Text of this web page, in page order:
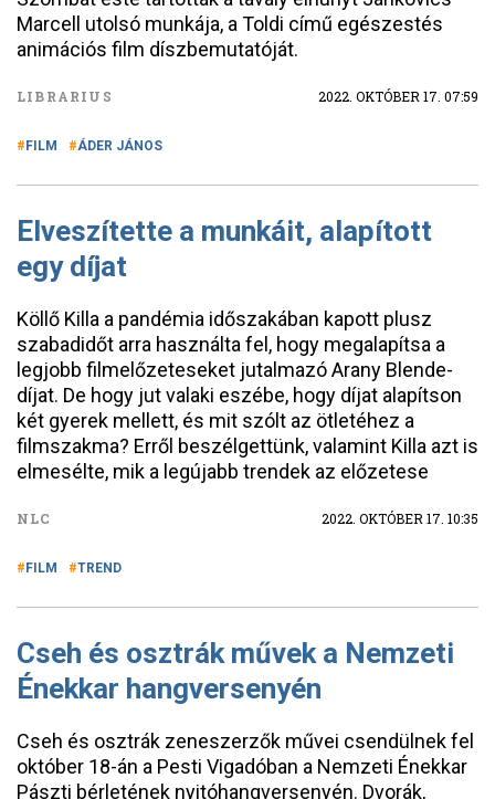
Marcell utolsó munkája, a Toldi című egészestés
animációs film díszbemutatóját.
LIBRARIUS 2022. OKTÓBER 17. 07:59
FILM ÁDER JÁNOS
Elveszítette a munkáit, alapított
egy díjat
Köllő Killa a pandémia időszakában kapott plusz
szabadidőt arra használta fel, hogy megalapítsa a
legjobb filmelőzeteseket jutalmazó Arany Blende-
díjat. De hogy jut valaki eszébe, hogy díjat alapítson
két gyerek mellett, és mit szólt az ötletéhez a
filmszakma? Erről beszélgettünk, valamint Killa azt is
elmesélte, mik a legújabb trendek az előzetese
NLC 2022. OKTÓBER 17. 10:35
FILM TREND
Cseh és osztrák művek a Nemzeti
Énekkar hangversenyén
Cseh és osztrák zeneszerzők művei csendülnek fel
október 18-án a Pesti Vigadóban a Nemzeti Énekkar
Pászti bérletének nyitóhangversenyén. Dvorák,